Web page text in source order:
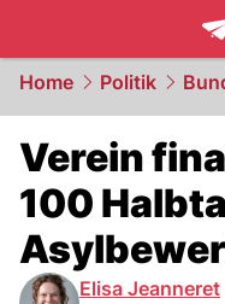
Home Politik
Verein
100
Elisa Jeanneret